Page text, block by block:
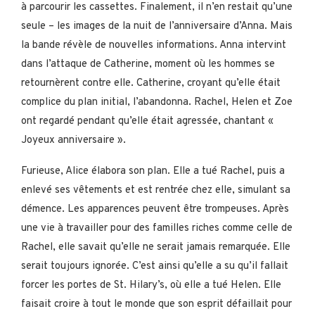
à parcourir les cassettes. Finalement, il n’en restait qu’une
seule – les images de la nuit de l’anniversaire d’Anna. Mais
la bande révèle de nouvelles informations. Anna intervint
dans l’attaque de Catherine, moment où les hommes se
retournèrent contre elle. Catherine, croyant qu’elle était
complice du plan initial, l’abandonna. Rachel, Helen et Zoe
ont regardé pendant qu’elle était agressée, chantant «
Joyeux anniversaire ».
Furieuse, Alice élabora son plan. Elle a tué Rachel, puis a
enlevé ses vêtements et est rentrée chez elle, simulant sa
démence. Les apparences peuvent être trompeuses. Après
une vie à travailler pour des familles riches comme celle de
Rachel, elle savait qu’elle ne serait jamais remarquée. Elle
serait toujours ignorée. C’est ainsi qu’elle a su qu’il fallait
forcer les portes de St. Hilary’s, où elle a tué Helen. Elle
faisait croire à tout le monde que son esprit défaillait pour